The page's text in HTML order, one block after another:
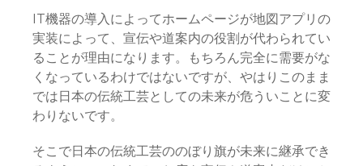
IT機器の導入によってホームページが地図アプリの
実装によって、宣伝や道案内の役割が代わられてい
ることが理由になります。もちろん完全に需要がな
くなっているわけではないですが、やはりこのまま
では日本の伝統工芸としての未来が危ういことに変
わりないです。
そこで日本の伝統工芸ののぼり旗が未来に継承でき